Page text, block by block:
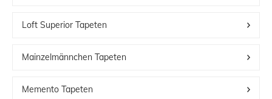
Memento Tapeten
Loft Superior Tapeten
Mainzelmännchen Tapeten